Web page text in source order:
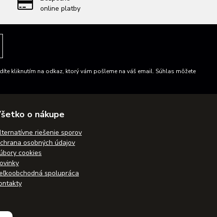
online platby
kliknutím na odkaz, ktorý vám pošleme na váš email. Súhlas môžete
o nákupe
riešenie sporov
osobných údajov
cookies
spolupráca